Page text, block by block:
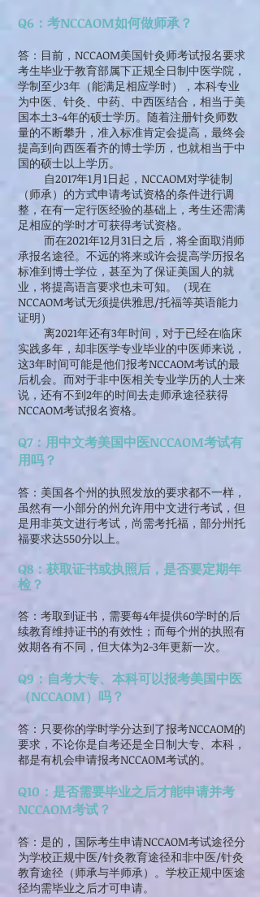
Q6：考NCCAOM如何做师承？
答：目前，NCCAOM美国针灸师考试报名要求
考生毕业于教育部属下正规全日制中医学院，
学制至少3年（能满足相应学时），本科专业
为中医、针灸、中药、中西医结合，相当于美
国本土3-4年的硕士学历。随着注册针灸师数
量的不断攀升，准入标准肯定会提高，最终会
提高到向西医看齐的博士学历，也就相当于中
国的硕士以上学历。
自2017年1月1日起，NCCAOM对学徒制
（师承）的方式申请考试资格的条件进行调
整，在有一定行医经验的基础上，考生还需满
足相应的学时才可获得考试资格。
而在2021年12月31日之后，将全面取消师
承报名途径。不远的将来或许会提高学历报名
标准到博士学位，甚至为了保证美国人的就
业，将提高语言要求也未可知。（现在
NCCAOM考试无须提供雅思/托福等英语能力
证明）
离2021年还有3年时间，对于已经在临床
实践多年，却非医学专业毕业的中医师来说，
这3年时间可能是他们报考NCCAOM考试的最
后机会。而对于非中医相关专业学历的人士来
说，还有不到2年的时间去走师承途径获得
NCCAOM考试报名资格。
Q7：用中文考美国中医NCCAOM考试有
用吗？
答：美国各个州的执照发放的要求都不一样，
虽然有一小部分的州允许用中文进行考试，但
是用非英文进行考试，尚需考托福，部分州托
福要求达550分以上。
Q8：获取证书或执照后，是否要定期年
检？
答：考取到证书，需要每4年提供60学时的后
续教育维持证书的有效性；而每个州的执照有
效期各有不同，但大体为2-3年更新一次。
Q9：自考大专、本科可以报考美国中医
（NCCAOM）吗？
答：只要你的学时学分达到了报考NCCAOM的
要求，不论你是自考还是全日制大专、本科，
都是有机会申请报考NCCAOM考试的。
Q10：是否需要毕业之后才能申请并考
NCCAOM考试？
答：是的，国际考生申请NCCAOM考试途径分
为学校正规中医/针灸教育途径和非中医/针灸
教育途径（师承与半师承）。学校正规中医途
径均需毕业之后才可申请。